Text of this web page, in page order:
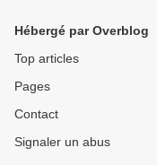
Hébergé par Overblog
Top articles
Pages
Contact
Signaler un abus